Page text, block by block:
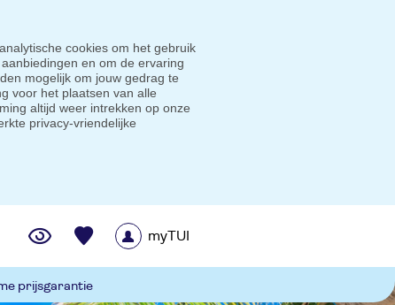
cookies om het gebruik
en om de ervaring
mogelijk om jouw gedrag te
voor het plaatsen van alle
altijd weer intrekken op onze
privacy-vriendelijke
myTUI
prijsgarantie